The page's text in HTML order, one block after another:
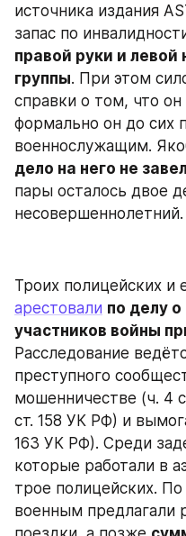
источника издания
запас по
правой руки и левой
группы. При этом
справки о том, что он
формально он до сих
военнослужащим.
дело на него не
пары осталось двое
несовершеннолетний.
арестовали по делу
участников войны
Расследование
преступного
мошенничестве (ч. 4
ст. 158 УК РФ) и
163 УК РФ). Среди
которые работали в
трое полицейских.
военным предлагали